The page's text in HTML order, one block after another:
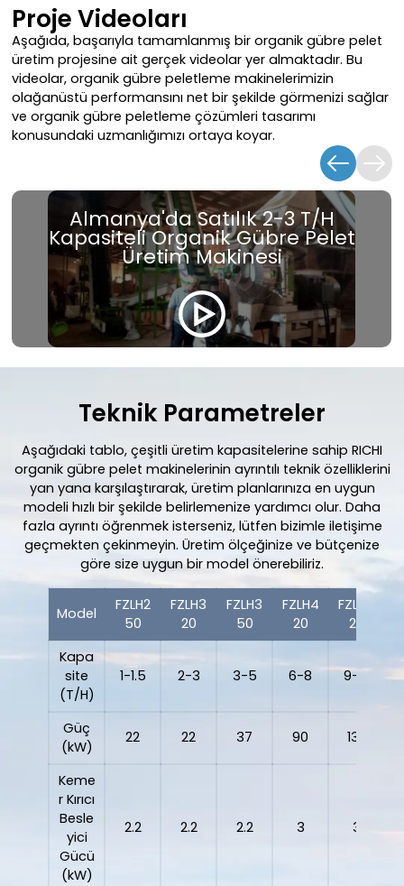
Proje Videoları
Aşağıda, başarıyla tamamlanmış bir organik gübre pelet
üretim projesine ait gerçek videolar yer almaktadır. Bu
videolar, organik gübre peletleme makinelerimizin
olağanüstü performansını net bir şekilde görmenizi sağlar
ve organik gübre peletleme çözümleri tasarımı
konusundaki uzmanlığımızı ortaya koyar.
Almanya'da Satılık 2-3 T/H
Kapasiteli Organik Gübre Pelet
Üretim Makinesi
Teknik Parametreler
Aşağıdaki tablo, çeşitli üretim kapasitelerine sahip RICHI
organik gübre pelet makinelerinin ayrıntılı teknik özelliklerini
yan yana karşılaştırarak, üretim planlarınıza en uygun
modeli hızlı bir şekilde belirlemenize yardımcı olur. Daha
fazla ayrıntı öğrenmek isterseniz, lütfen bizimle iletişime
geçmekten çekinmeyin. Üretim ölçeğinize ve bütçenize
göre size uygun bir model önerebiliriz.
Model
FZLH2
50
FZLH3
20
FZLH3
50
FZLH4
20
FZLH5
20
Kapa
site
(T/H)
1-1.5 2-3 3-5 6-8 9-12
Güç
(kW)
22 22 37 90 132
Keme
r Kırıcı
Besle
yici
Gücü
(kW)
2.2 2.2 2.2 3 3